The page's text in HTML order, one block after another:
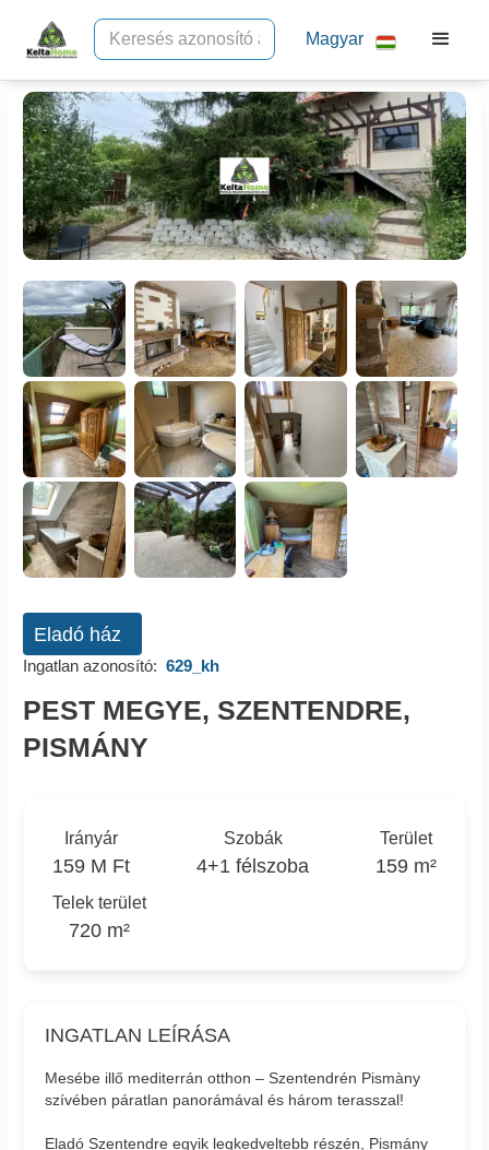
Magyar
Eladó ház
Ingatlan azonosító: 629_kh
PEST MEGYE, SZENTENDRE,
PISMÁNY
Irányár
159 M Ft
Szobák
4+1 félszoba
Terület
159 m²
Telek terület
720 m²
INGATLAN LEÍRÁSA
Mesébe illő mediterrán otthon – Szentendrén Pismàny
szívében páratlan panorámával és három terasszal!
Eladó Szentendre egyik legkedveltebb részén, Pismány